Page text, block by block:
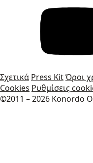
Σχετικά Press KitΌροι
Cookies Ρυθμίσεις
©2011 – 2026 Konordo